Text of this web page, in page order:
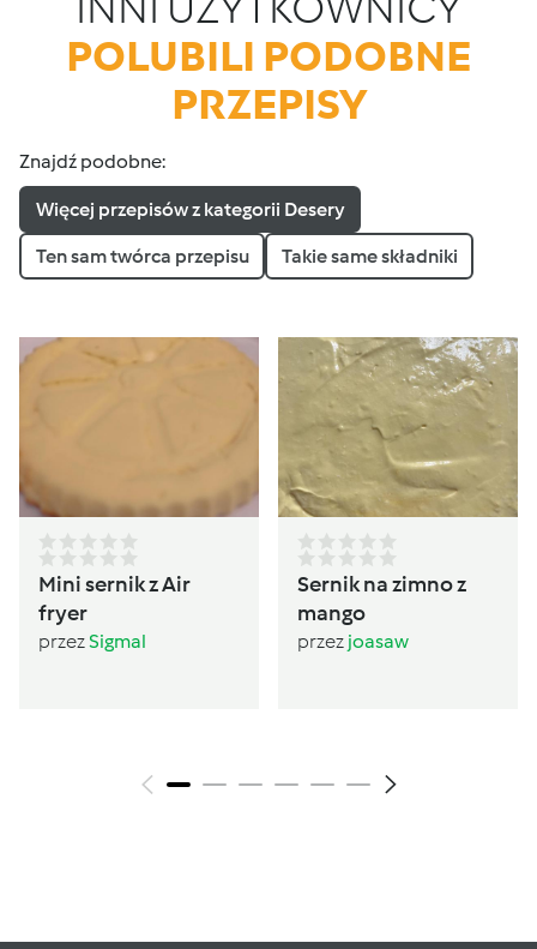
POLUBILI PODOBNE
PRZEPISY
Znajdź podobne:
Więcej przepisów z kategorii Desery
Ten sam twórca przepisu Takie same składniki
Mini sernik z Air
fryer
przezSigmal
Sernik na zimno z
mango
przez joasaw